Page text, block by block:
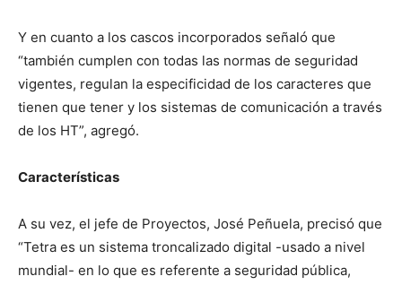
Y en cuanto a los cascos incorporados señaló que
“también cumplen con todas las normas de seguridad
vigentes, regulan la especificidad de los caracteres que
tienen que tener y los sistemas de comunicación a través
de los HT”, agregó.
Características
A su vez, el jefe de Proyectos, José Peñuela, precisó que
“Tetra es un sistema troncalizado digital -usado a nivel
mundial- en lo que es referente a seguridad pública,